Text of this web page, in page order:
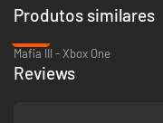
Em Agents of MAYHEM, és
contra uma organização de
LEGION!
Inclui:
• Agents of Mayhem
Produtos similares
Mafia III - Xbox One
Reviews